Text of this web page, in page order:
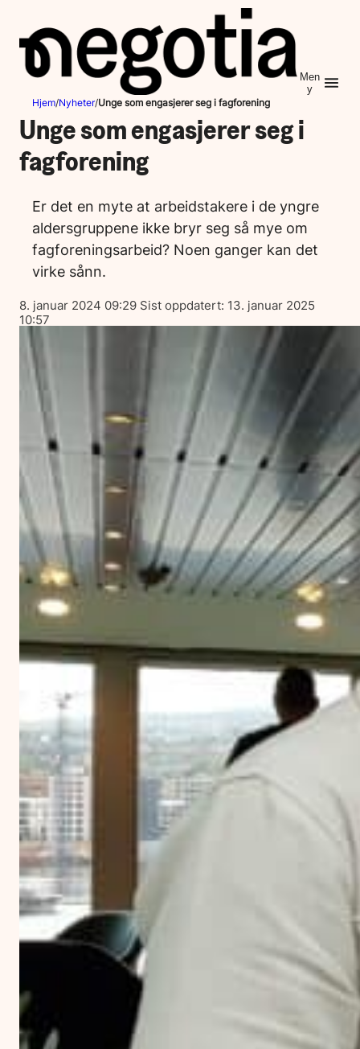
innhold
Men
y
Hjem/Nyheter/Unge som engasjerer seg i fagforening
Unge som engasjerer seg i
fagforening
Er det en myte at arbeidstakere i de yngre
aldersgruppene ikke bryr seg så mye om
fagforeningsarbeid? Noen ganger kan det
virke sånn.
Lagt
ut
på
8. januar 2024 09:29 Sist oppdatert: 13. januar 2025
10:57